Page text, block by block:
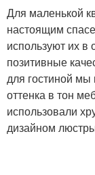
Для маленькой
настоящим
используют их в
позитивные
для гостиной мы
оттенка в тон
использовали
дизайном